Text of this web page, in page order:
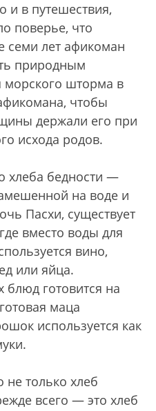
и в путешествия,
поверье, что
семи лет афикоман
природным
морского шторма в
чтобы
держали его при
исхода родов.
хлеба бедности —
на воде и
Пасхи, существует
вместо воды для
вино,
или яйца.
готовится на
маца
используется как
только хлеб
всего — это хлеб